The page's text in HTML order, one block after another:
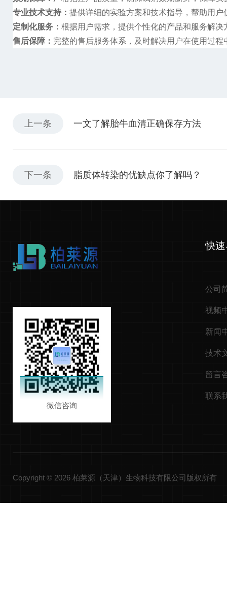
专业技术支持： 提供详细的实验方案和技术指导，帮助用
定制化服务： 根据用户需求，提供个性化的产品和服务解决
售后保障： 完整的售后服务体系，及时解决用户在使用过程
上一条 一文了解胎牛血清正确保存方法
下一条 脂质体转染的优缺点你了解吗？
微信咨询
快
公司
视频
新闻
技术
留言
联系
Copyright © 2026 柏莱源（天津）生物科技有限公司版权所有